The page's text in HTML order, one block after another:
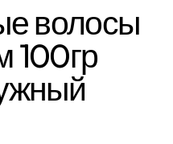
волосы
100гр